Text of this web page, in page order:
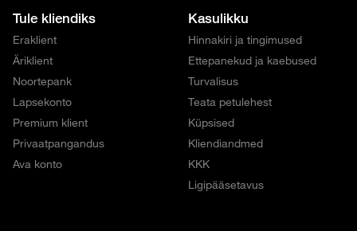
Tule kliendiks
Eraklient
Äriklient
Noortepank
Lapsekonto
Premium klient
Privaatpangandus
Ava konto
Kasulikku
Hinnakiri ja tingimused
Ettepanekud ja kaebused
Turvalisus
Teata petulehest
Küpsised
Kliendiandmed
KKK
Ligipääsetavus